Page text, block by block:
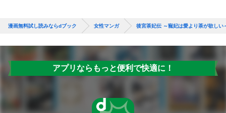
漫画無料試し読みならdブック 女性マンガ 後宮茶妃伝 ～寵妃は愛より茶が欲しい
アプリならもっと便利で快適に！